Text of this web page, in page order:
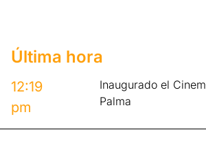
Última hora
12:19
pm
Inaugurado el
Palma